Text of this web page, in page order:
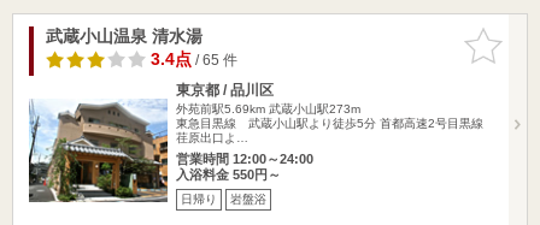
お気に入
りに追加
武蔵小山温泉 清水湯
3.4点/ 65 件
東京都 / 品川区
外苑前駅5.69km 武蔵小山駅273m
東急目黒線 武蔵小山駅より徒歩5分 首都高速2号目黒線
荏原出口よ…
営業時間 12:00～24:00
入浴料金 550円～
日帰り 岩盤浴